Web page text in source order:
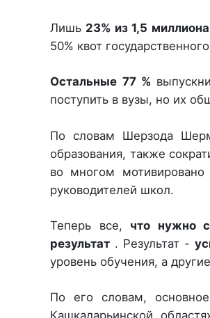
Лишь 23% из 1,5
50% квот
Остальные 77 %
поступить в вузы, но их
По словам Шерзода
образования, также
во многом
руководителей школ.
Теперь все, что нужно
результат . Результат -
уровень обучения, а
По его словам,
Кашкадарьинской